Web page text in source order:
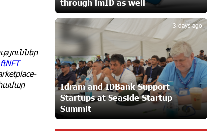
ftNFT
Customer Appreciation Day in
Vanadzor: IDBank
24 days ago
Haik Kazazyan to Perform
Khachaturian’s Violin Concerto at the
Closing Concert of the Madeira
Classical Orchestra’s 2025/2026 Season
through imID as well
Idram and IDBank Support
Startups at Seaside Startup
Summit
3 days ago
5